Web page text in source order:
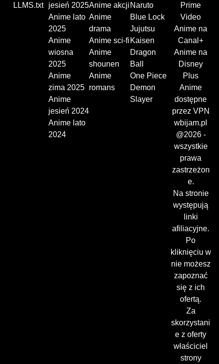
LLMS.txt
jesień 2025
Anime lato
2025
Anime
wiosna
2025
Anime
zima 2025
Anime
jesień 2024
Anime lato
2024
Anime akcji
Anime
drama
Anime sci-fi
Anime
shounen
Anime
romans
Naruto
Blue Lock
Jujutsu
Kaisen
Dragon
Ball
One Piece
Demon
Slayer
Prime
Video
Anime na
Canal+
Anime na
Disney
Plus
Anime
dostępne
przez VPN
wbijam.pl
@2026 -
wszystkie
prawa
zastrzeżon
e.
Na stronie
występują
linki
afiliacyjne.
Po
kliknięciu w
nie możesz
zapoznać
się z ich
ofertą.
Za
skorzystani
e z oferty
właściciel
strony